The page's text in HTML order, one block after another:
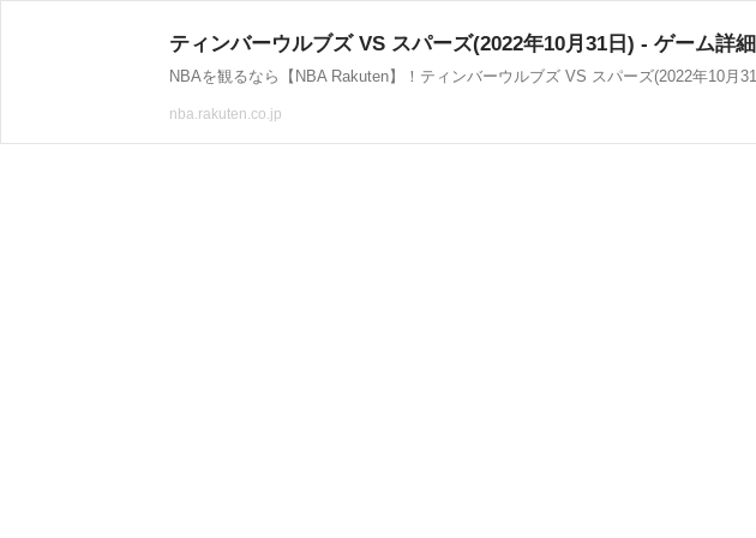
ティンバーウルブズ VS スパーズ(2022年10月31日) - ゲーム詳細
nba.rakuten.co.jp